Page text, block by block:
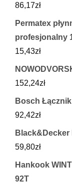
86,17zł
Permatex
profesjonalny
15,43zł
152,24zł
Bosch
92,42zł
Black&Decker
59,80zł
Hankook
92T